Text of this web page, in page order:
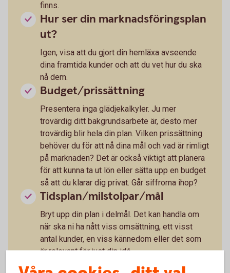
finns.
Hur ser din marknadsföringsplan
ut?
Igen, visa att du gjort din hemläxa avseende
dina framtida kunder och att du vet hur du ska
nå dem.
Budget/prissättning
Presentera inga glädjekalkyler. Ju mer
trovärdig ditt bakgrundsarbete är, desto mer
trovärdig blir hela din plan. Vilken prissättning
behöver du för att nå dina mål och vad är rimligt
på marknaden? Det är också viktigt att planera
för att kunna ta ut lön eller sätta upp en budget
så att du klarar dig privat. Går siffrorna ihop?
Tidsplan/milstolpar/mål
Bryt upp din plan i delmål. Det kan handla om
när ska ni ha nått viss omsättning, ett visst
antal kunder, en viss kännedom eller det som
är relevant för just din idé.
Hur ska idén genomföras?